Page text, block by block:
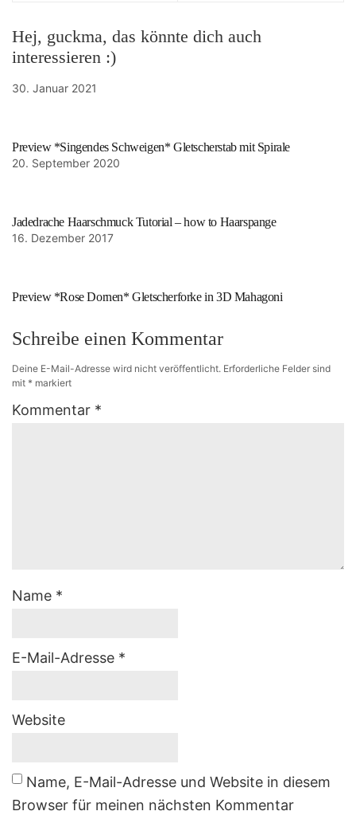
Hej, guckma, das könnte dich auch
interessieren :)
30. Januar 2021
Preview *Singendes Schweigen* Gletscherstab mit Spirale
20. September 2020
Jadedrache Haarschmuck Tutorial – how to Haarspange
16. Dezember 2017
Preview *Rose Dornen* Gletscherforke in 3D Mahagoni
Schreibe einen Kommentar
Deine E-Mail-Adresse wird nicht veröffentlicht. Erforderliche Felder sind
mit * markiert
Kommentar *
Name *
E-Mail-Adresse *
Website
Name, E-Mail-Adresse und Website in diesem
Browser für meinen nächsten Kommentar